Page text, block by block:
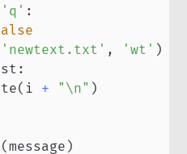
'q' :
'newtext.txt' , 'wt' )
:
( i + "\n" )
(message )